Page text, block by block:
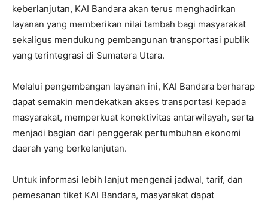
keberlanjutan, KAI Bandara akan terus menghadirkan
layanan yang memberikan nilai tambah bagi masyarakat
sekaligus mendukung pembangunan transportasi publik
yang terintegrasi di Sumatera Utara.
Melalui pengembangan layanan ini, KAI Bandara berharap
dapat semakin mendekatkan akses transportasi kepada
masyarakat, memperkuat konektivitas antarwilayah, serta
menjadi bagian dari penggerak pertumbuhan ekonomi
daerah yang berkelanjutan.
Untuk informasi lebih lanjut mengenai jadwal, tarif, dan
pemesanan tiket KAI Bandara, masyarakat dapat